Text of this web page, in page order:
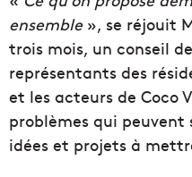
ensemble», se réjouit
trois mois, un conseil
représentants des
et les acteurs de Coco
problèmes qui
idées et projets à